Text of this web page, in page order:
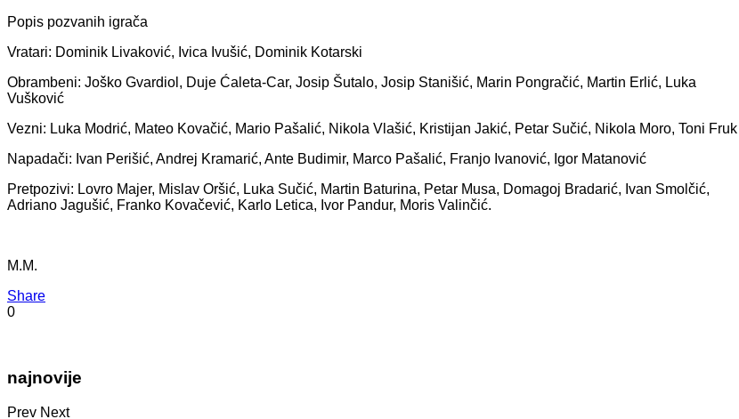
Popis pozvanih igrača
Vratari: Dominik Livaković, Ivica Ivušić, Dominik Kotarski
Obrambeni: Joško Gvardiol, Duje Ćaleta-Car, Josip Šutalo, Josip Stanišić, Marin Pongračić, Martin Erlić, Luka
Vušković
Vezni: Luka Modrić, Mateo Kovačić, Mario Pašalić, Nikola Vlašić, Kristijan Jakić, Petar Sučić, Nikola Moro, Toni Fruk
Napadači: Ivan Perišić, Andrej Kramarić, Ante Budimir, Marco Pašalić, Franjo Ivanović, Igor Matanović
Pretpozivi: Lovro Majer, Mislav Oršić, Luka Sučić, Martin Baturina, Petar Musa, Domagoj Bradarić, Ivan Smolčić,
Adriano Jagušić, Franko Kovačević, Karlo Letica, Ivor Pandur, Moris Valinčić.
M.M.
Share
0
najnovije
Prev Next